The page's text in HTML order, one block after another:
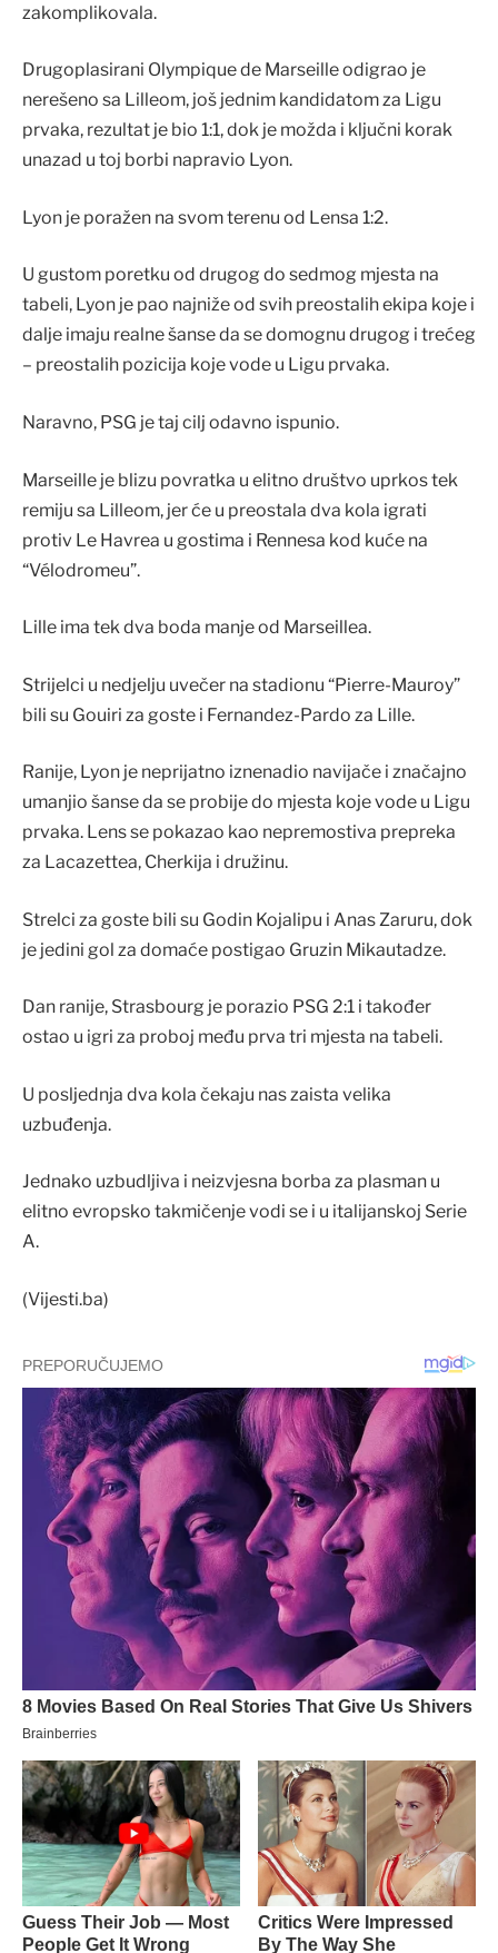
zakomplikovala.
Drugoplasirani Olympique de Marseille odigrao je
nerešeno sa Lilleom, još jednim kandidatom za Ligu
prvaka, rezultat je bio 1:1, dok je možda i ključni korak
unazad u toj borbi napravio Lyon.
Lyon je poražen na svom terenu od Lensa 1:2.
U gustom poretku od drugog do sedmog mjesta na
tabeli, Lyon je pao najniže od svih preostalih ekipa koje i
dalje imaju realne šanse da se domognu drugog i trećeg
– preostalih pozicija koje vode u Ligu prvaka.
Naravno, PSG je taj cilj odavno ispunio.
Marseille je blizu povratka u elitno društvo uprkos tek
remiju sa Lilleom, jer će u preostala dva kola igrati
protiv Le Havrea u gostima i Rennesa kod kuće na
“Vélodromeu”.
Lille ima tek dva boda manje od Marseillea.
Strijelci u nedjelju uvečer na stadionu “Pierre-Mauroy”
bili su Gouiri za goste i Fernandez-Pardo za Lille.
Ranije, Lyon je neprijatno iznenadio navijače i značajno
umanjio šanse da se probije do mjesta koje vode u Ligu
prvaka. Lens se pokazao kao nepremostiva prepreka
za Lacazettea, Cherkija i družinu.
Strelci za goste bili su Godin Kojalipu i Anas Zaruru, dok
je jedini gol za domaće postigao Gruzin Mikautadze.
Dan ranije, Strasbourg je porazio PSG 2:1 i također
ostao u igri za proboj među prva tri mjesta na tabeli.
U posljednja dva kola čekaju nas zaista velika
uzbuđenja.
Jednako uzbudljiva i neizvjesna borba za plasman u
elitno evropsko takmičenje vodi se i u italijanskoj Serie
A.
(Vijesti.ba)